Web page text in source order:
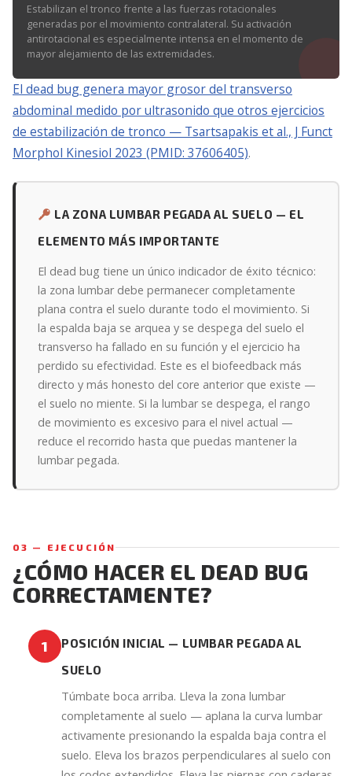
Estabilizan el tronco frente a las fuerzas rotacionales
generadas por el movimiento contralateral. Su activación
antirotacional es especialmente intensa en el momento de
mayor alejamiento de las extremidades.
El dead bug genera mayor grosor del transverso
abdominal medido por ultrasonido que otros ejercicios
de estabilización de tronco — Tsartsapakis et al., J Funct
Morphol Kinesiol 2023 (PMID: 37606405).
LA ZONA LUMBAR PEGADA AL SUELO — EL
ELEMENTO MÁS IMPORTANTE
El dead bug tiene un único indicador de éxito técnico:
la zona lumbar debe permanecer completamente
plana contra el suelo durante todo el movimiento. Si
la espalda baja se arquea y se despega del suelo el
transverso ha fallado en su función y el ejercicio ha
perdido su efectividad. Este es el biofeedback más
directo y más honesto del core anterior que existe —
el suelo no miente. Si la lumbar se despega, el rango
de movimiento es excesivo para el nivel actual —
reduce el recorrido hasta que puedas mantener la
lumbar pegada.
03 — EJECUCIÓN
¿CÓMO HACER EL DEAD BUG
CORRECTAMENTE?
1
POSICIÓN INICIAL — LUMBAR PEGADA AL
SUELO
Túmbate boca arriba. Lleva la zona lumbar
completamente al suelo — aplana la curva lumbar
activamente presionando la espalda baja contra el
suelo. Eleva los brazos perpendiculares al suelo con